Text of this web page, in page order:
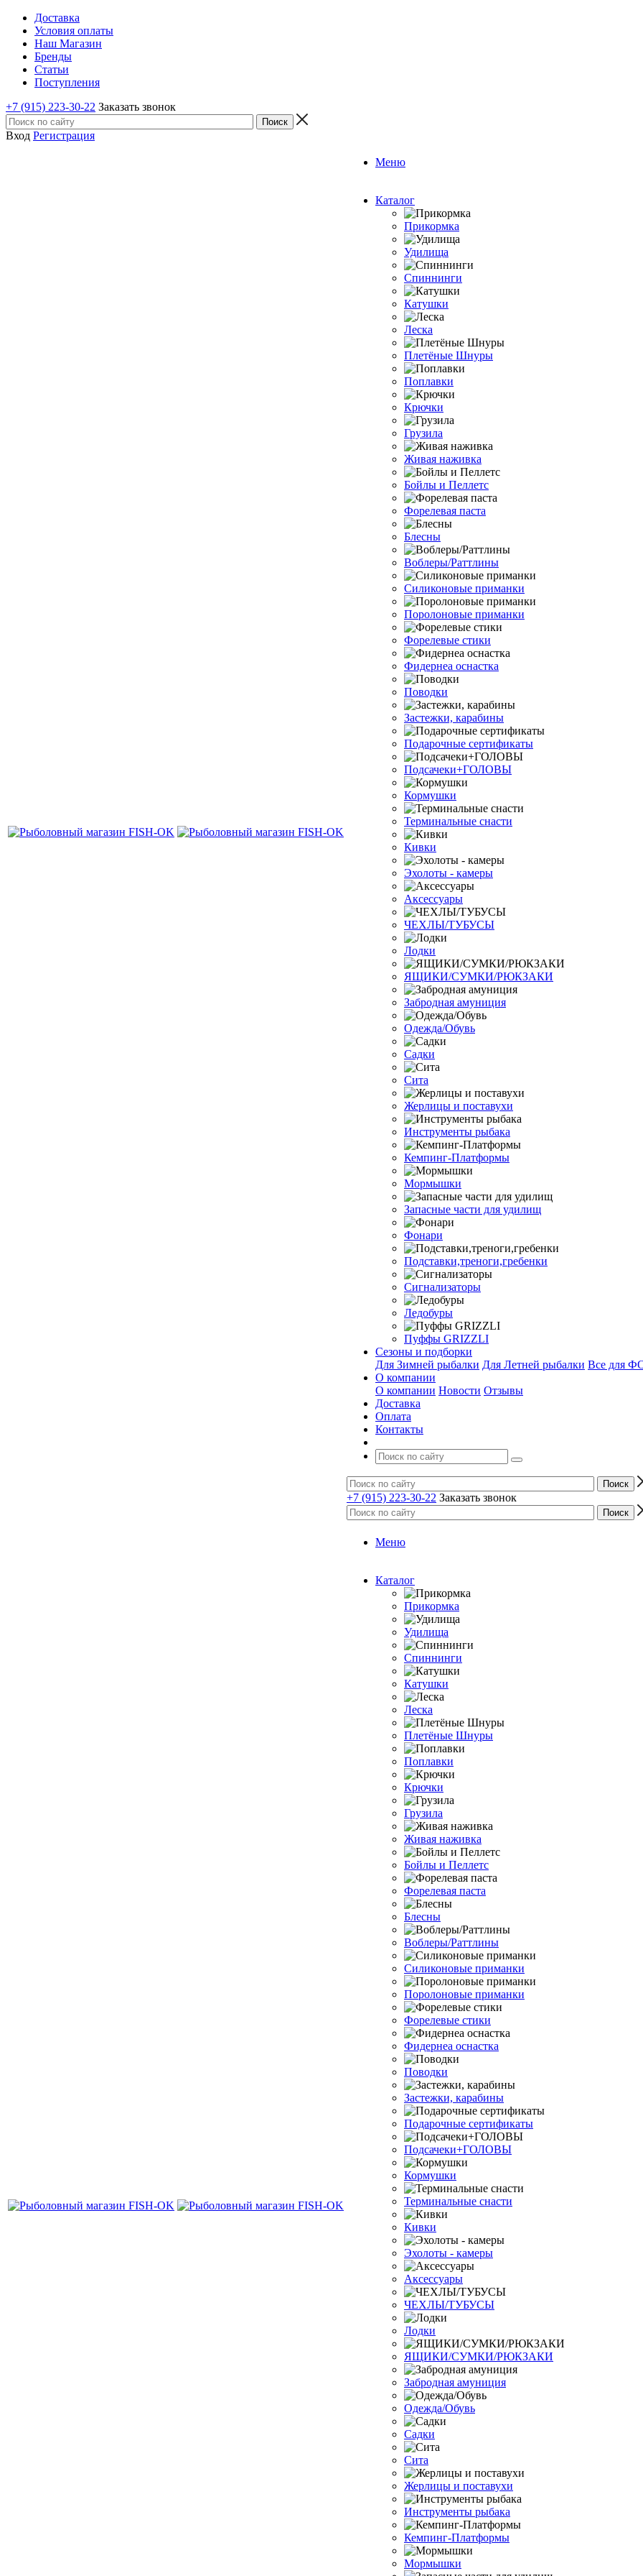
Доставка
Условия оплаты
Наш Магазин
Бренды
Статьи
Поступления
+7 (915) 223-30-22 Заказать звонок
Вход Регистрация
Меню
Каталог
Прикормка
Удилища
Спиннинги
Катушки
Леска
Плетёные Шнуры
Поплавки
Крючки
Грузила
Живая наживка
Бойлы и Пеллетс
Форелевая паста
Блесны
Воблеры/Раттлины
Силиконовые приманки
Поролоновые приманки
Форелевые стики
Фидернеа оснастка
Поводки
Застежки, карабины
Подарочные сертификаты
Подсачеки+ГОЛОВЫ
Кормушки
Терминальные снасти
Кивки
Эхолоты - камеры
Аксессуары
ЧЕХЛЫ/ТУБУСЫ
Лодки
ЯЩИКИ/СУМКИ/РЮКЗАКИ
Забродная амуниция
Одежда/Обувь
Садки
Сита
Жерлицы и поставухи
Инструменты рыбака
Кемпинг-Платформы
Мормышки
Запасные части для удилищ
Фонари
Подставки,треноги,гребенки
Сигнализаторы
Ледобуры
Пуффы GRIZZLI
Сезоны и подборки
Для Зимней рыбалки Для Летней рыбалки Все для
О компании
О компании Новости Отзывы
Доставка
Оплата
Контакты
+7 (915) 223-30-22 Заказать звонок
Меню
Каталог
Прикормка
Удилища
Спиннинги
Катушки
Леска
Плетёные Шнуры
Поплавки
Крючки
Грузила
Живая наживка
Бойлы и Пеллетс
Форелевая паста
Блесны
Воблеры/Раттлины
Силиконовые приманки
Поролоновые приманки
Форелевые стики
Фидернеа оснастка
Поводки
Застежки, карабины
Подарочные сертификаты
Подсачеки+ГОЛОВЫ
Кормушки
Терминальные снасти
Кивки
Эхолоты - камеры
Аксессуары
ЧЕХЛЫ/ТУБУСЫ
Лодки
ЯЩИКИ/СУМКИ/РЮКЗАКИ
Забродная амуниция
Одежда/Обувь
Садки
Сита
Жерлицы и поставухи
Инструменты рыбака
Кемпинг-Платформы
Мормышки